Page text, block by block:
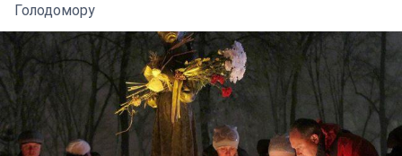
Голодомору